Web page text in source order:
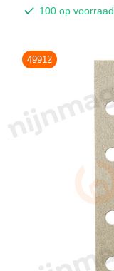
100 op voorraad
49912